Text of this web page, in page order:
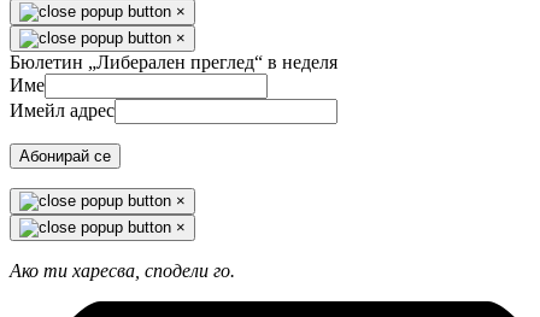
×
×
Бюлетин „Либерален преглед“ в неделя
Име
Имейл адрес
Абонирай се
×
×
Ако ти харесва, сподели го.